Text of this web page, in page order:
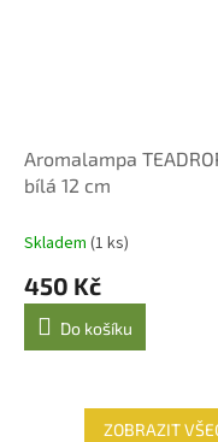
Aromalampa
bílá 12 cm
Skladem (1 ks)
450 Kč
Do košíku
ZOBRAZIT